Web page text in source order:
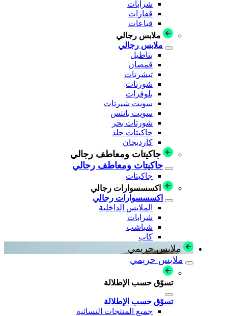
شرابات
قفازات
قباعات
ملابس رجالي
ملابس رجالي
بناطيل
قمصان
تيشرتات
شورتات
بلوفرات
سويت شيرتات
سويت بانتس
شورتات بحر
جاكيتات جلد
كارديجان
جاكيتات ومعاطف رجالي
جاكيتات ومعاطف رجالي
جاكيتات
اكسسسوارات رجالي
اكسسسوارات رجالي
الملابس الداخلية
شرابات
شباشب
كاب
ملابس حريمي
ملابس حريمي
تسوّق حسب الإطلالة
تسوّق حسب الإطلالة
جميع المنتجات النسائيه